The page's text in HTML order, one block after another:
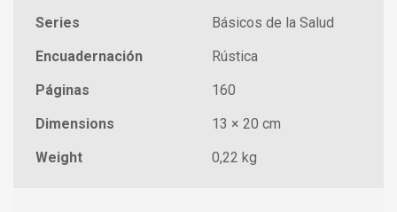
Series
Básicos de la Salud
Encuadernación
Rústica
Páginas
160
Dimensions
13 × 20 cm
Weight
0,22 kg